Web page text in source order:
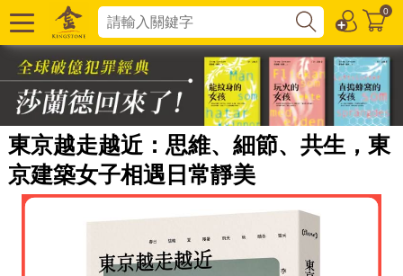
0
東京越走越近：思維、細節、共生，東
京建築女子相遇日常靜美